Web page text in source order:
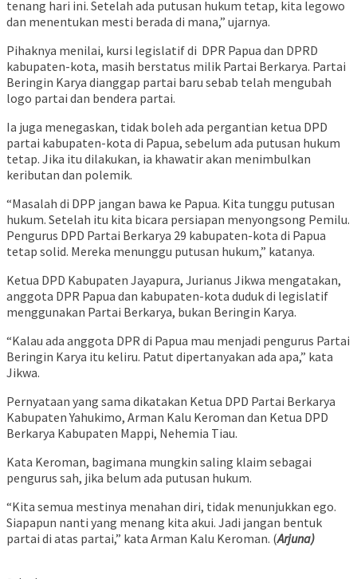
tenang hari ini. Setelah ada putusan hukum tetap, kita legowo
dan menentukan mesti berada di mana,” ujarnya.
Pihaknya menilai, kursi legislatif di DPR Papua dan DPRD
kabupaten-kota, masih berstatus milik Partai Berkarya. Partai
Beringin Karya dianggap partai baru sebab telah mengubah
logo partai dan bendera partai.
Ia juga menegaskan, tidak boleh ada pergantian ketua DPD
partai kabupaten-kota di Papua, sebelum ada putusan hukum
tetap. Jika itu dilakukan, ia khawatir akan menimbulkan
keributan dan polemik.
“Masalah di DPP jangan bawa ke Papua. Kita tunggu putusan
hukum. Setelah itu kita bicara persiapan menyongsong Pemilu.
Pengurus DPD Partai Berkarya 29 kabupaten-kota di Papua
tetap solid. Mereka menunggu putusan hukum,” katanya.
Ketua DPD Kabupaten Jayapura, Jurianus Jikwa mengatakan,
anggota DPR Papua dan kabupaten-kota duduk di legislatif
menggunakan Partai Berkarya, bukan Beringin Karya.
“Kalau ada anggota DPR di Papua mau menjadi pengurus Partai
Beringin Karya itu keliru. Patut dipertanyakan ada apa,” kata
Jikwa.
Pernyataan yang sama dikatakan Ketua DPD Partai Berkarya
Kabupaten Yahukimo, Arman Kalu Keroman dan Ketua DPD
Berkarya Kabupaten Mappi, Nehemia Tiau.
Kata Keroman, bagimana mungkin saling klaim sebagai
pengurus sah, jika belum ada putusan hukum.
“Kita semua mestinya menahan diri, tidak menunjukkan ego.
Siapapun nanti yang menang kita akui. Jadi jangan bentuk
partai di atas partai,” kata Arman Kalu Keroman. (Arjuna)